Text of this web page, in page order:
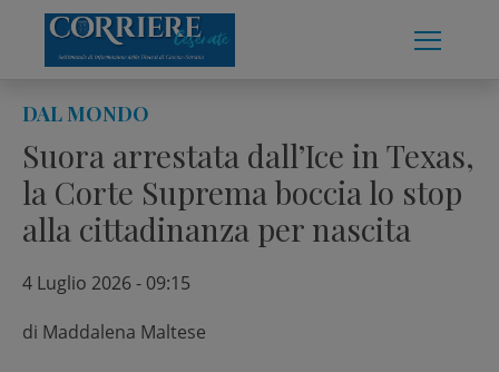
content
DAL MONDO
Suora arrestata dall’Ice in Texas,
la Corte Suprema boccia lo stop
alla cittadinanza per nascita
4 Luglio 2026 - 09:15
di Maddalena Maltese